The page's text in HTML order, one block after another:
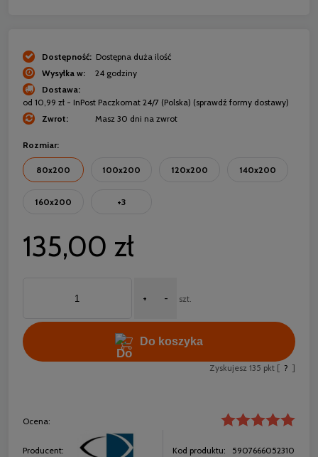
Dostępność: Dostępna duża ilość
Wysyłka w:
24 godziny
Dostawa:
od 10,99 zł - InPost Paczkomat 24/7 (Polska) (sprawdź formy dostawy)
Zwrot:
Masz 30 dni na zwrot
Rozmiar:
80x200 100x200 120x200 140x200
160x200 +3
135,00 zł
+ - szt.
Do koszyka
Zyskujesz 135 pkt [ ? ]
Ocena:
Producent: Kod produktu: 5907666052310